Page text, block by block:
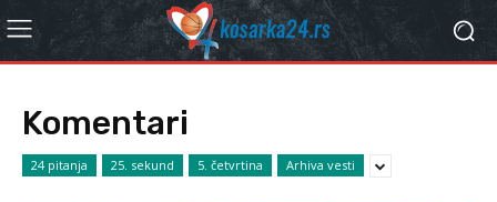
Komentari
24 pitanja 25. sekund 5. četvrtina Arhiva vesti